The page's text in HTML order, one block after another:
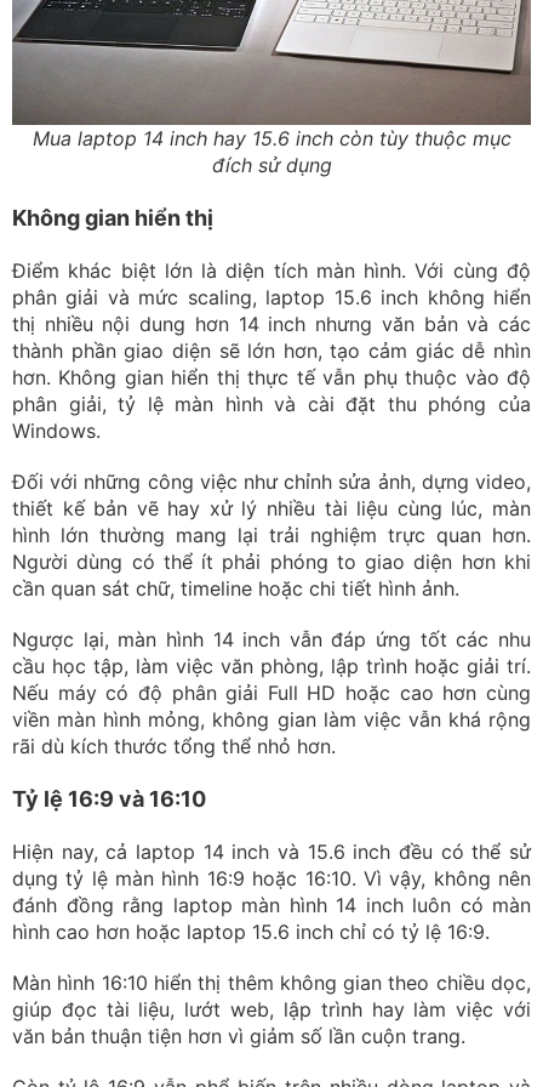
Mua laptop 14 inch hay 15.6 inch còn tùy thuộc mục
đích sử dụng
Không gian hiển thị
Điểm khác biệt lớn là diện tích màn hình. Với cùng độ
phân giải và mức scaling, laptop 15.6 inch không hiển
thị nhiều nội dung hơn 14 inch nhưng văn bản và các
thành phần giao diện sẽ lớn hơn, tạo cảm giác dễ nhìn
hơn. Không gian hiển thị thực tế vẫn phụ thuộc vào độ
phân giải, tỷ lệ màn hình và cài đặt thu phóng của
Windows.
Đối với những công việc như chỉnh sửa ảnh, dựng video,
thiết kế bản vẽ hay xử lý nhiều tài liệu cùng lúc, màn
hình lớn thường mang lại trải nghiệm trực quan hơn.
Người dùng có thể ít phải phóng to giao diện hơn khi
cần quan sát chữ, timeline hoặc chi tiết hình ảnh.
Ngược lại, màn hình 14 inch vẫn đáp ứng tốt các nhu
cầu học tập, làm việc văn phòng, lập trình hoặc giải trí.
Nếu máy có độ phân giải Full HD hoặc cao hơn cùng
viền màn hình mỏng, không gian làm việc vẫn khá rộng
rãi dù kích thước tổng thể nhỏ hơn.
Tỷ lệ 16:9 và 16:10
Hiện nay, cả laptop 14 inch và 15.6 inch đều có thể sử
dụng tỷ lệ màn hình 16:9 hoặc 16:10. Vì vậy, không nên
đánh đồng rằng laptop màn hình 14 inch luôn có màn
hình cao hơn hoặc laptop 15.6 inch chỉ có tỷ lệ 16:9.
Màn hình 16:10 hiển thị thêm không gian theo chiều dọc,
giúp đọc tài liệu, lướt web, lập trình hay làm việc với
văn bản thuận tiện hơn vì giảm số lần cuộn trang.